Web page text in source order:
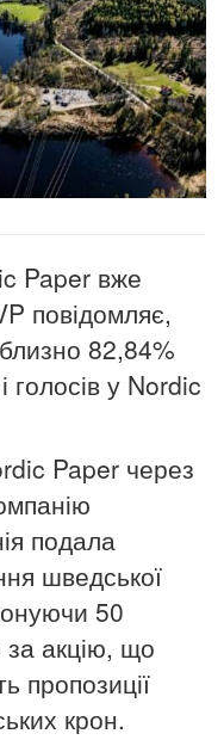
Paper вже
повідомляє,
82,84%
голосів у Nordic
Paper через
подала
шведської
50
за акцію, що
пропозиції
крон.